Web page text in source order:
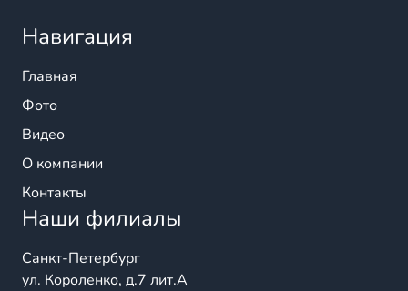
Навигация
Главная
Фото
Видео
О компании
Контакты
Наши филиалы
Санкт-Петербург
ул. Короленко, д.7 лит.А